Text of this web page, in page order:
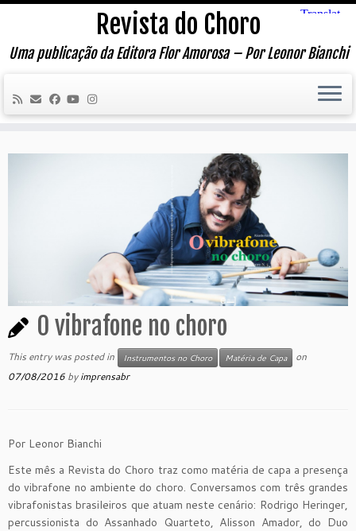
Skip
content
Revista do Choro
Uma publicação da Editora Flor Amorosa – Por Leonor Bianchi
O vibrafone no choro
This entry was posted in Instrumentos no Choro Matéria de Capa
on
07/08/2016 byimprensabr
Por Leonor Bianchi
Este mês a Revista do Choro traz como matéria de capa a presença
do vibrafone no ambiente do choro. Conversamos com três grandes
vibrafonistas brasileiros que atuam neste cenário: Rodrigo Heringer,
percussionista do Assanhado Quarteto, Alisson Amador, do Duo